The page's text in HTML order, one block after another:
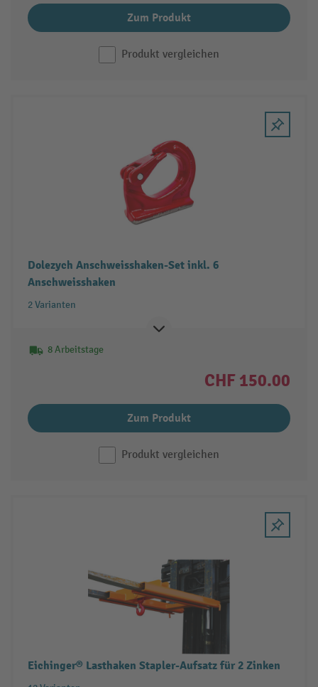
Zum Produkt
Produkt vergleichen
Dolezych Anschweisshaken-Set inkl. 6
Anschweisshaken
2 Varianten
8 Arbeitstage
CHF 150.00
Zum Produkt
Produkt vergleichen
Eichinger® Lasthaken Stapler-Aufsatz für 2 Zinken